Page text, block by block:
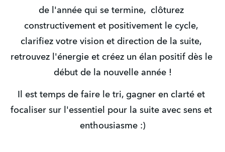
de l'année qui se termine,  clôturez
constructivement et positivement le cycle,
clarifiez votre vision et direction de la suite,
retrouvez l'énergie et créez un élan positif dès le
début de la nouvelle année !
Il est temps de faire le tri, gagner en clarté et
focaliser sur l'essentiel pour la suite avec sens et
enthousiasme :)